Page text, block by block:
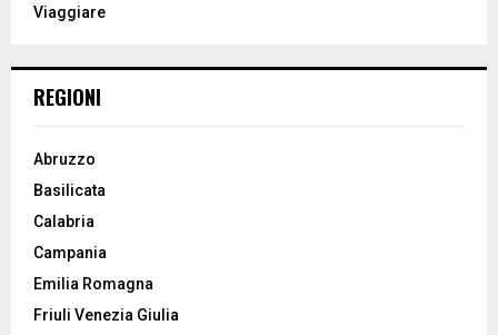
Viaggiare
REGIONI
Abruzzo
Basilicata
Calabria
Campania
Emilia Romagna
Friuli Venezia Giulia